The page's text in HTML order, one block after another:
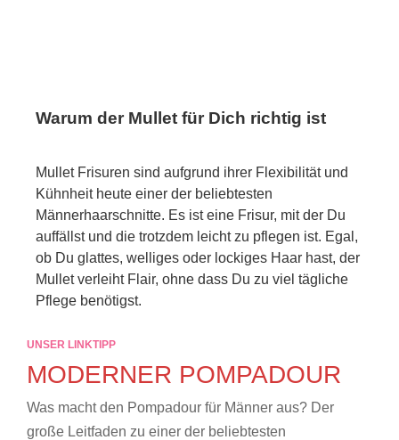
Warum der Mullet für Dich richtig ist
Mullet Frisuren sind aufgrund ihrer Flexibilität und
Kühnheit heute einer der beliebtesten
Männerhaarschnitte. Es ist eine Frisur, mit der Du
auffällst und die trotzdem leicht zu pflegen ist. Egal,
ob Du glattes, welliges oder lockiges Haar hast, der
Mullet verleiht Flair, ohne dass Du zu viel tägliche
Pflege benötigst.
UNSER LINKTIPP
MODERNER POMPADOUR
Was macht den Pompadour für Männer aus? Der
große Leitfaden zu einer der beliebtesten